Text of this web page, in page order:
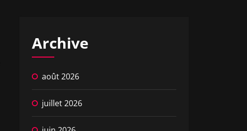
Archive
août 2026
juillet 2026